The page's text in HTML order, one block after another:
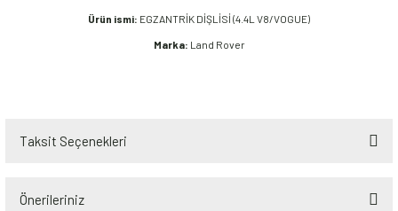
Ürün ismi: EGZANTRİK DİŞLİSİ (4.4L V8/VOGUE)
Marka: Land Rover
Taksit Seçenekleri
Önerileriniz